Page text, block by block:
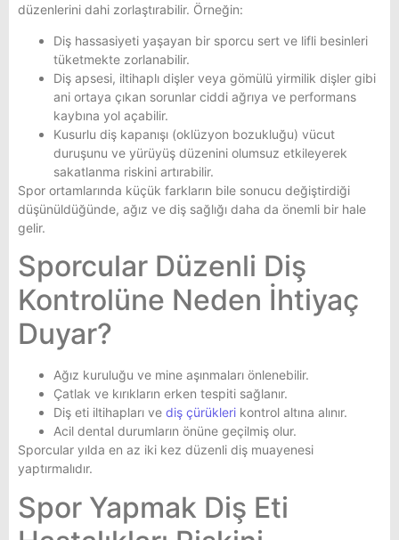
düzenlerini dahi zorlaştırabilir. Örneğin:
Diş hassasiyeti yaşayan bir sporcu sert ve lifli besinleri
tüketmekte zorlanabilir.
Diş apsesi, iltihaplı dişler veya gömülü yirmilik dişler gibi
ani ortaya çıkan sorunlar ciddi ağrıya ve performans
kaybına yol açabilir.
Kusurlu diş kapanışı (oklüzyon bozukluğu) vücut
duruşunu ve yürüyüş düzenini olumsuz etkileyerek
sakatlanma riskini artırabilir.
Spor ortamlarında küçük farkların bile sonucu değiştirdiği
düşünüldüğünde, ağız ve diş sağlığı daha da önemli bir hale
gelir.
Sporcular Düzenli Diş
Kontrolüne Neden İhtiyaç
Duyar?
Ağız kuruluğu ve mine aşınmaları önlenebilir.
Çatlak ve kırıkların erken tespiti sağlanır.
Diş eti iltihapları ve diş çürükleri kontrol altına alınır.
Acil dental durumların önüne geçilmiş olur.
Sporcular yılda en az iki kez düzenli diş muayenesi
yaptırmalıdır.
Spor Yapmak Diş Eti